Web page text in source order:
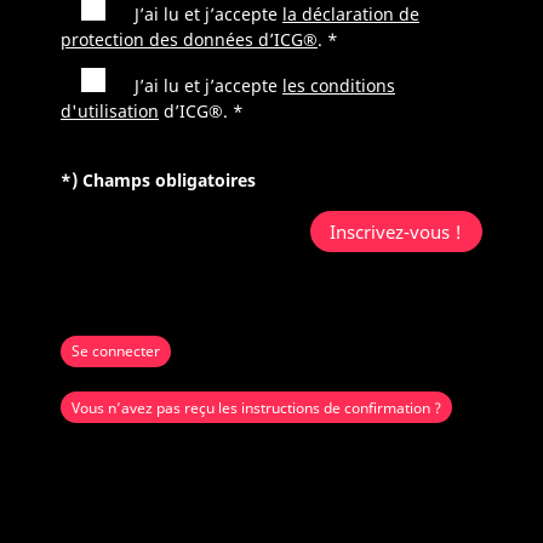
J’ai lu et j’accepte la déclaration de
protection des données d’ICG®. *
J’ai lu et j’accepte les conditions
d'utilisation d’ICG®. *
*) Champs obligatoires
Se connecter
Vous n’avez pas reçu les instructions de confirmation ?